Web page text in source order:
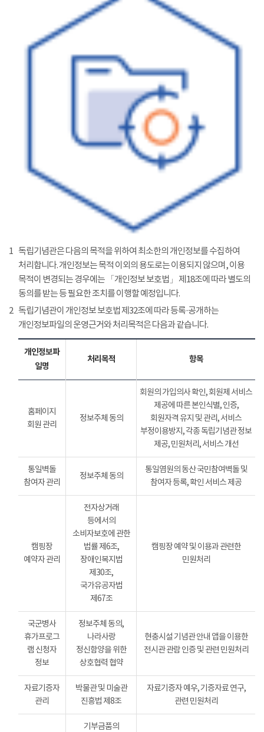
1 독립기념관은 다음의 목적을 위하여 최소한의 개인정보를 수집하여
처리합니다. 개인정보는 목적 이외의 용도로는 이용되지 않으며, 이용
목적이 변경되는 경우에는 「개인정보 보호법」 제18조에 따라 별도의
동의를 받는 등 필요한 조치를 이행할 예정입니다.
2 독립기념관이 개인정보 보호법 제32조에 따라 등록·공개하는
개인정보파일의 운영근거와 처리목적은 다음과 같습니다.
개인정보파
일명
처리목적 항목
홈페이지
회원 관리
정보주체 동의
회원의 가입의사 확인, 회원제 서비스
제공에 따른 본인식별, 인증,
회원자격 유지 및 관리, 서비스
부정이용방지, 각종 독립기념관 정보
제공, 민원처리, 서비스 개선
통일벽돌
참여자 관리
정보주체 동의
통일염원의 동산 국민참여벽돌 및
참여자 등록, 확인 서비스 제공
캠핑장
예약자 관리
전자상거래
등에서의
소비자보호에 관한
법률 제6조,
장애인복지법
제30조,
국가유공자법
제67조
캠핑장 예약 및 이용과 관련한
민원처리
국군병사
휴가프로그
램 신청자
정보
정보주체 동의,
나라사랑
정신함양을 위한
상호협력 협약
현충시설 기념관 안내 앱을 이용한
전시관 관람 인증 및 관련 민원처리
자료기증자
관리
박물관 및 미술관
진흥법 제8조
자료기증자 예우, 기증자료 연구,
관련 민원처리
기부금품의